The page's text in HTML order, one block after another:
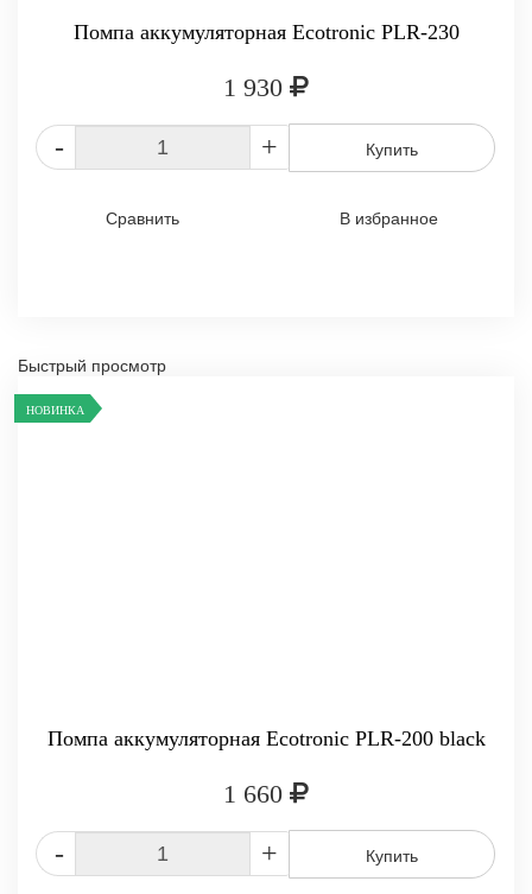
Помпа аккумуляторная Ecotronic PLR-230
1 930
- + Купить
Сравнить В избранное
Быстрый просмотр
НОВИНКА
Помпа аккумуляторная Ecotronic PLR-200 black
1 660
- + Купить